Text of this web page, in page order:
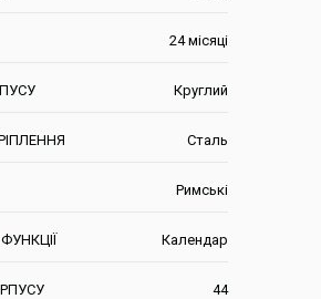
24 місяці
Круглий
Сталь
Римські
Календар
44